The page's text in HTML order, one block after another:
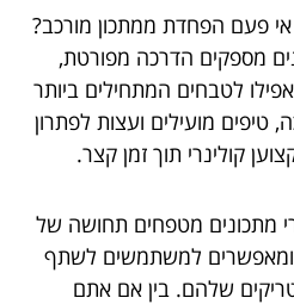
אי פעם הפחדת ממתכון מורכב?
מספקים הדרכה מפורטת,
לטבחים המתחילים ביותר
טיפים מועילים ועצות לפתרון
קולינרי תוך זמן קצר.
מתכונים מטפחים תחושה של
ומאפשרים למשתמשים לשתף
שלהם. בין אם אתם